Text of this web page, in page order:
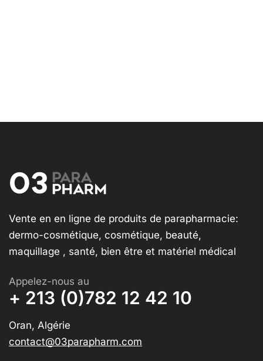
Vente en en ligne de produits de parapharmacie:
dermo-cosmétique, cosmétique, beauté,
maquillage , santé, bien être et matériel médical
Appelez-nous au
+ 213 (0)782 12 42 10
Oran, Algérie
contact@03parapharm.com